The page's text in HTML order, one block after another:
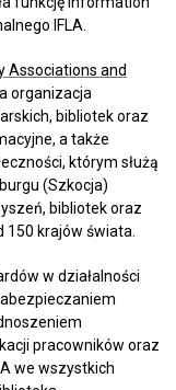
IFLA.
Associations and
organizacja
bibliotek oraz
a także
którym służą
(Szkocja)
bibliotek oraz
150 krajów świata.
w działalności
pracowników oraz
we wszystkich